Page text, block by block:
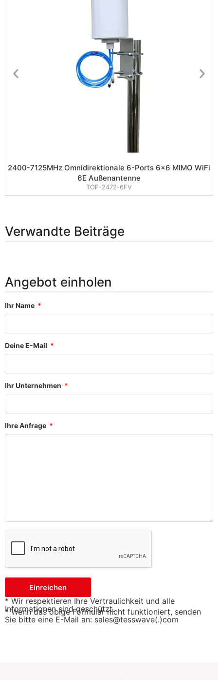
2400-7125MHz Omnidirektionale 6-Ports 6×6 MIMO WiFi
6E Außenantenne
TOF-2472-6FV
Verwandte Beiträge
Angebot einholen
Ihr Name
Deine E-Mail
Ihr Unternehmen
Ihre Anfrage
Einreichen
* Wir respektieren Ihre Vertraulichkeit und alle
Informationen sind geschützt.
* Wenn das obige Formular nicht funktioniert, senden
Sie bitte eine E-Mail an: sales@tesswave(.)com